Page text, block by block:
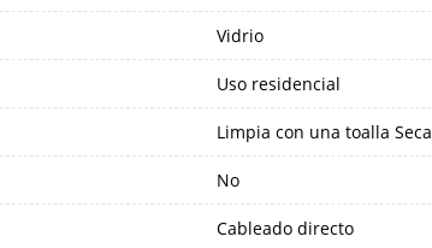
Vidrio
Uso residencial
Limpia con una toalla Seca
No
Cableado directo